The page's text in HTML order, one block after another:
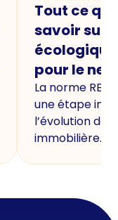
Tout ce
savoir sur
écologique
pour le
La norme
une étape
l’évolution de
immobilière.